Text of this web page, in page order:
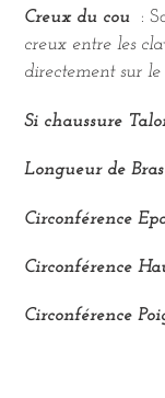
Creux du cou :
creux entre les
directement sur le
Si chaussure
Longueur de
Circonférence
Circonférence
Circonférence